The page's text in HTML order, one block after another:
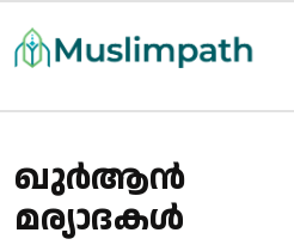
ഖുർആൻ
മര്യാദകൾ